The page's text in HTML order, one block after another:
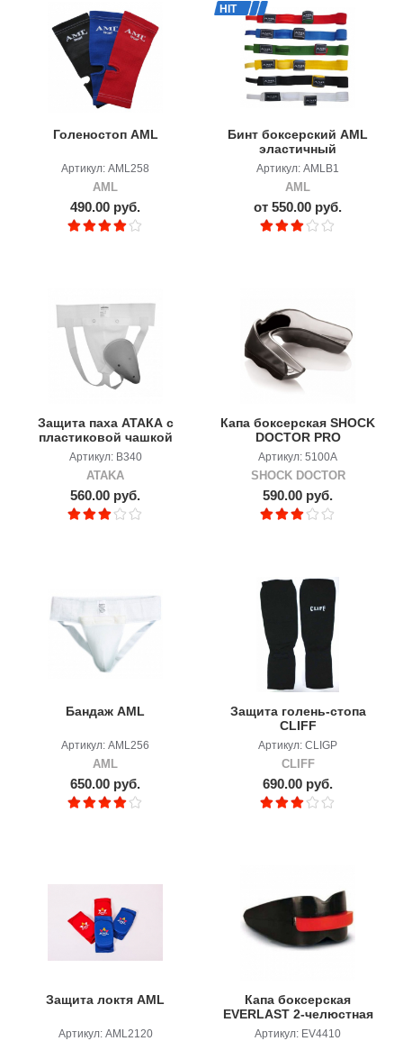
Голеностоп AML
Артикул: AML258
AML
490.00 руб.
HIT
Бинт боксерский AML
эластичный
Артикул: AMLB1
AML
от 550.00 руб.
Защита паха АТАКА с
пластиковой чашкой
Артикул: B340
ATAKA
560.00 руб.
Капа боксерская SHOCK
DOCTOR PRO
Артикул: 5100А
SHOCK DOCTOR
590.00 руб.
Бандаж AML
Артикул: AML256
AML
650.00 руб.
Защита голень-стопа
CLIFF
Артикул: CLIGP
CLIFF
690.00 руб.
Защита локтя AML
Артикул: AML2120
Капа боксерская
EVERLAST 2-челюстная
Double
Артикул: EV4410